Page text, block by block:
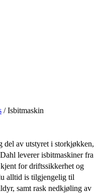
/ Isbitmaskin
del av utstyret i storkjøkken,
leverer isbitmaskiner fra
for driftssikkerhet og
alltid is tilgjengelig til
samt rask nedkjøling av